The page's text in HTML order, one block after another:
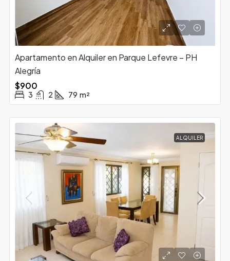
Apartamento en Alquiler en Parque Lefevre – PH
Alegría
$900
3 2 79 m²
ALQUILER